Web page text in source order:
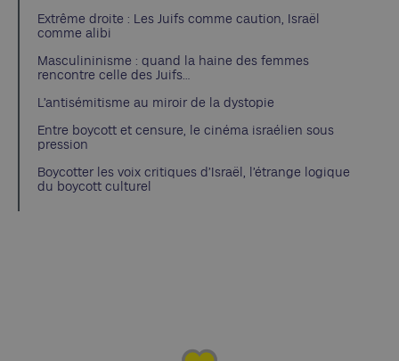
Extrême droite : Les Juifs comme caution, Israël
comme alibi
Masculininisme : quand la haine des femmes
rencontre celle des Juifs…
L’antisémitisme au miroir de la dystopie
Entre boycott et censure, le cinéma israélien sous
pression
Boycotter les voix critiques d’Israël, l’étrange logique
du boycott culturel